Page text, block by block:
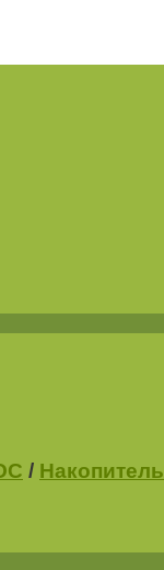
/ Накопитель